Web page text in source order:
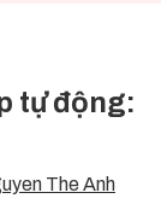
tự động:
The Anh